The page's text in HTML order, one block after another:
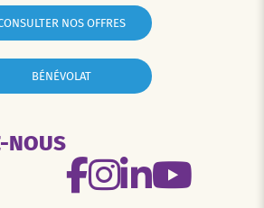
NOS OFFRES
BÉNÉVOLAT
NOUS